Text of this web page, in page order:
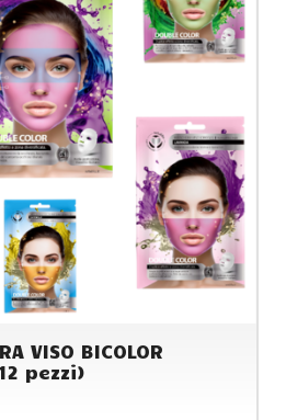
VISO BICOLOR
pezzi)